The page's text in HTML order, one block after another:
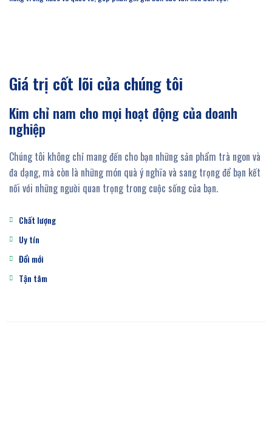
Giá trị cốt lõi của chúng tôi
Kim chỉ nam cho mọi hoạt động của doanh
nghiệp
Chúng tôi không chỉ mang đến cho bạn những sản phẩm trà ngon và
đa dạng, mà còn là những món quà ý nghĩa và sang trọng để bạn kết
nối với những người quan trọng trong cuộc sống của bạn.
Chất lượng
Uy tín
Đổi mới
Tận tâm